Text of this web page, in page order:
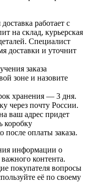
работает с
на склад, курьерская
Специалист
доставки и уточнит
заказа
зоне и назовите
хранения — 3 дня.
через почту России.
ваш адрес придет
коробку
после оплаты заказа.
информации о
контента.
покупателя вопросы
её по своему